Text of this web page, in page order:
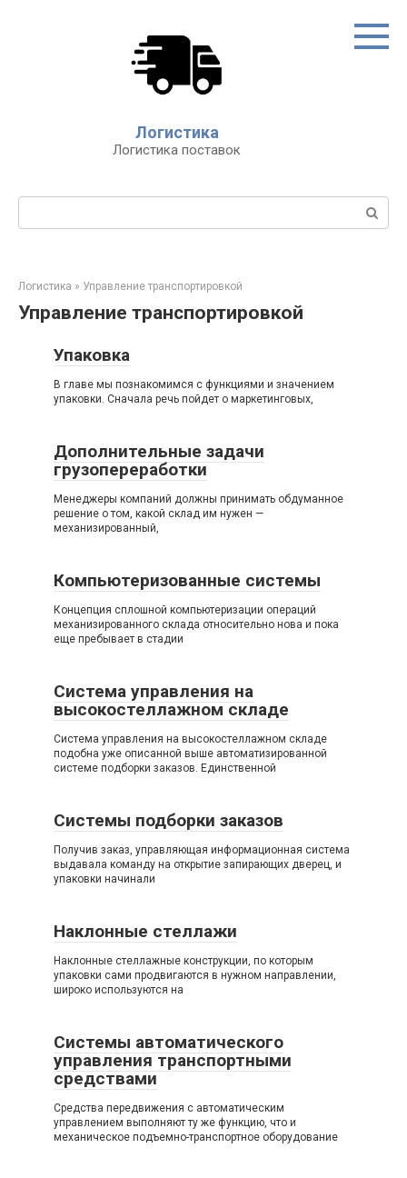
Логистика
Логистика поставок
Поиск:
Логистика » Управление транспортировкой
Управление транспортировкой
Упаковка
В главе мы познакомимся с функциями и значением
упаковки. Сначала речь пойдет о маркетинговых,
Дополнительные задачи
грузопереработки
Менеджеры компаний должны принимать обдуманное
решение о том, какой склад им нужен —
механизированный,
Компьютеризованные системы
Концепция сплошной компьютеризации операций
механизированного склада относительно нова и пока
еще пребывает в стадии
Система управления на
высокостеллажном складе
Система управления на высокостеллажном складе
подобна уже описанной выше автоматизированной
системе подборки заказов. Единственной
Системы подборки заказов
Получив заказ, управляющая информационная система
выдавала команду на открытие запирающих дверец, и
упаковки начинали
Наклонные стеллажи
Наклонные стеллажные конструкции, по которым
упаковки сами продвигаются в нужном направлении,
широко используются на
Системы автоматического
управления транспортными
средствами
Средства передвижения с автоматическим
управлением выполняют ту же функцию, что и
механическое подъемно-транспортное оборудование